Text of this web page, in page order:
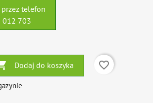
telefon
012 703
Dodaj do koszyka
favorite_border